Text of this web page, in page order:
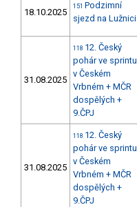
18.10.2025
151 Podzimní
sjezd na Lužnici
31.08.2025
118 12. Český
pohár ve sprintu
v Českém
Vrbném + MČR
dospělých +
9.ČPJ
31.08.2025
118 12. Český
pohár ve sprintu
v Českém
Vrbném + MČR
dospělých +
9.ČPJ